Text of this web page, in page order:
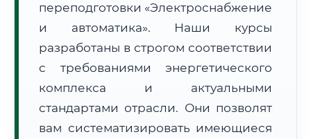
Расчет логистики оригиналов:
• Экспресс-доставка СДЭК / Почтой:1–2 рабочих дня
переподготовки «Электроснабжение
и автоматика». Наши курсы
разработаны в строгом соответствии
с требованиями энергетического
комплекса и актуальными
стандартами отрасли. Они позволят
вам систематизировать имеющиеся